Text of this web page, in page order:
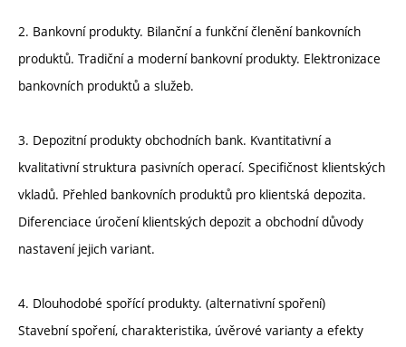
2. Bankovní produkty. Bilanční a funkční členění bankovních
produktů. Tradiční a moderní bankovní produkty. Elektronizace
bankovních produktů a služeb.
3. Depozitní produkty obchodních bank. Kvantitativní a
kvalitativní struktura pasivních operací. Specifičnost klientských
vkladů. Přehled bankovních produktů pro klientská depozita.
Diferenciace úročení klientských depozit a obchodní důvody
nastavení jejich variant.
4. Dlouhodobé spořící produkty. (alternativní spoření)
Stavební spoření, charakteristika, úvěrové varianty a efekty